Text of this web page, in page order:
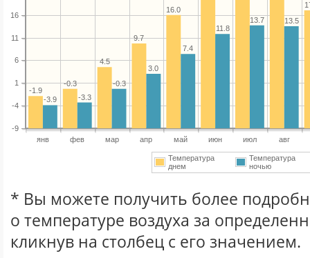
янв фев мар апр май июн июл авг
-9
-4
1
6
11
16
16.0
9.7
4.5
-0.3
-1.9
13.5
13.7
11.8
7.4
3.0
-0.3
-3.3
-3.9
Температура
днем
Температура
ночью
* Вы можете получить более
о температуре воздуха за
кликнув на столбец с его значением.